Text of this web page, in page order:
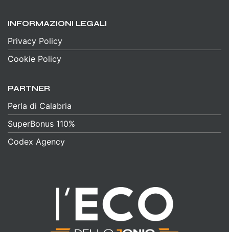
INFORMAZIONI LEGALI
Privacy Policy
Cookie Policy
PARTNER
Perla di Calabria
SuperBonus 110%
Codex Agency